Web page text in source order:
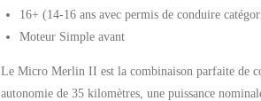
16+ (14-16 ans avec permis de conduire
Moteur Simple avant
Le Micro Merlin II est la combinaison parfaite de
autonomie de 35 kilomètres, une puissance